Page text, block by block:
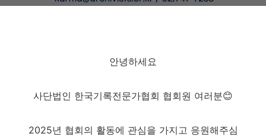
안녕하세요
사단법인 한국기록전문가협회 협회원 여러분😊
2025년 협회의 활동에 관심을 가지고 응원해주심